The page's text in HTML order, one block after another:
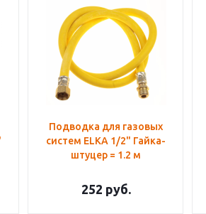
Подводка для газовых
систем ELKA 1/2" Гайка-
штуцер = 1.2 м
252 руб.